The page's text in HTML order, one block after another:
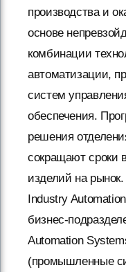
производства и
основе
комбинации
автоматизации,
систем
обеспечения.
решения
сокращают сроки
изделий на
Industry
бизнес-
Automation
(промышленные